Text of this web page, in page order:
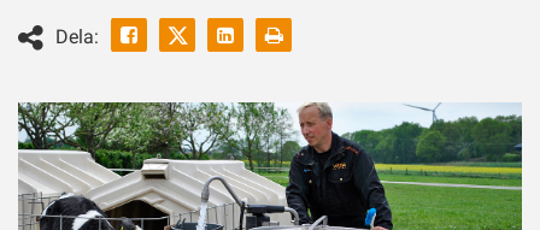
Dela:
Facebook LinkedinSkriv